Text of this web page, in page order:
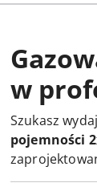
w
Szukasz
pojemności